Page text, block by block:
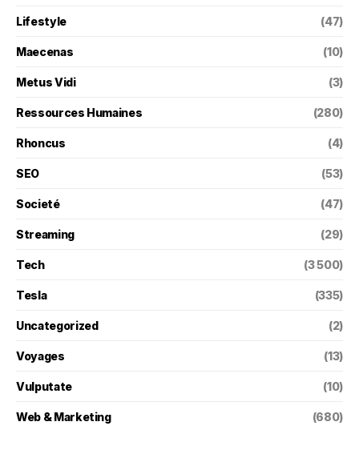
Lifestyle (47)
Maecenas (10)
Metus Vidi (3)
Ressources Humaines (280)
Rhoncus (4)
SEO (53)
Societé (47)
Streaming (29)
Tech (3 500)
Tesla (335)
Uncategorized (2)
Voyages (13)
Vulputate (10)
Web & Marketing (680)